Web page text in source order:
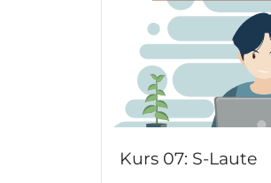
Kurs 07: S-Laute